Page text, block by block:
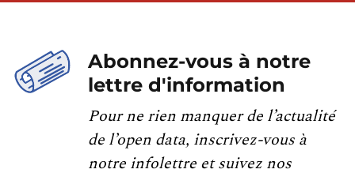
Abonnez-vous à notre
lettre d'information
Pour ne rien manquer de l’actualité
de l’open data, inscrivez-vous à
notre infolettre et suivez nos